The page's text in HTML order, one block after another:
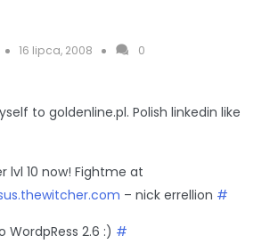
16 lipca, 2008 0
to goldenline.pl. Polish linkedin like
lvl 10 now! Fightme at
– nick errellion #
WordpRess 2.6 :) #